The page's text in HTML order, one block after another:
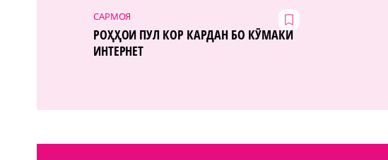
САРМОЯ
РОҲҲОИ ПУЛ КОР КАРДАН БО КӮМАКИ
ИНТЕРНЕТ